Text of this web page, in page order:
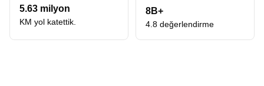
5.63 milyon
KM yol katettik.
8B+
4.8 değerlendirme